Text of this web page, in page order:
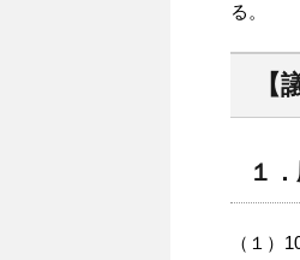
る。
【
１
（１）